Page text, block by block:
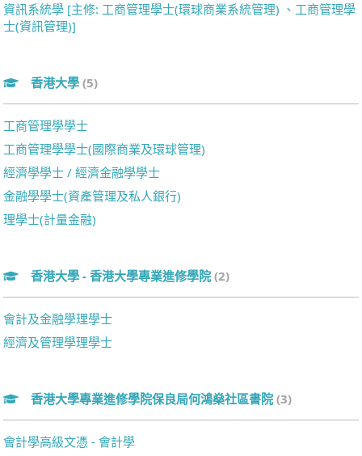
資訊系統學 [主修: 工商管理學士(環球商業系統管理) 、工商管理學
士(資訊管理)]
香港大學 (5)
工商管理學學士
工商管理學學士(國際商業及環球管理)
經濟學學士 / 經濟金融學學士
金融學學士(資產管理及私人銀行)
理學士(計量金融)
香港大學 - 香港大學專業進修學院 (2)
會計及金融學理學士
經濟及管理學理學士
香港大學專業進修學院保良局何鴻燊社區書院 (3)
會計學高級文憑 - 會計學